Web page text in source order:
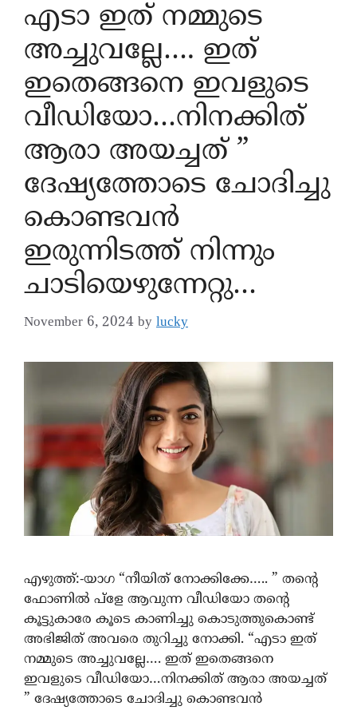
എടാ ഇത് നമ്മുടെ
അച്ചുവല്ലേ…. ഇത്
ഇതെങ്ങനെ ഇവളുടെ
വീഡിയോ…നിനക്കിത്
ആരാ അയച്ചത് ”
ദേഷ്യത്തോടെ ചോദിച്ചു
കൊണ്ടവൻ
ഇരുന്നിടത്ത് നിന്നും
ചാടിയെഴുന്നേറ്റു…
November 6, 2024 by lucky
എഴുത്ത്:-യാഗ “നീയിത് നോക്കിക്കേ….. ” തന്റെ
ഫോണിൽ പ്ളേ ആവുന്ന വീഡിയോ തന്റെ
കൂട്ടുകാരേ കൂടെ കാണിച്ചു കൊടുത്തുകൊണ്ട്
അഭിജിത് അവരെ തുറിച്ചു നോക്കി. “എടാ ഇത്
നമ്മുടെ അച്ചുവല്ലേ…. ഇത് ഇതെങ്ങനെ
ഇവളുടെ വീഡിയോ…നിനക്കിത് ആരാ അയച്ചത്
” ദേഷ്യത്തോടെ ചോദിച്ചു കൊണ്ടവൻ